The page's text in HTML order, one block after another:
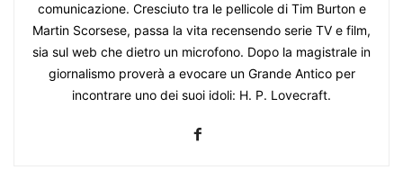
comunicazione. Cresciuto tra le pellicole di Tim Burton e
Martin Scorsese, passa la vita recensendo serie TV e film,
sia sul web che dietro un microfono. Dopo la magistrale in
giornalismo proverà a evocare un Grande Antico per
incontrare uno dei suoi idoli: H. P. Lovecraft.